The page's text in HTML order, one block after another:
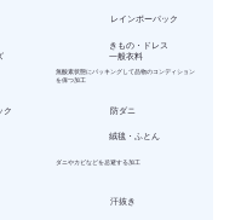
きもの・ドレス
一般衣料
無酸素状態にパッキングして品物のコンディション
を保つ加工
レインボーパック
ク
絨毯・ふとん
ダニやカビなどを忌避する加工
防ダニ
汗抜き